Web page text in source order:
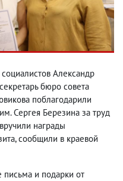
Александр
бюро совета
поблагодарили
Сергея Березина за труд
награды
сообщили в краевой
письма и подарки от